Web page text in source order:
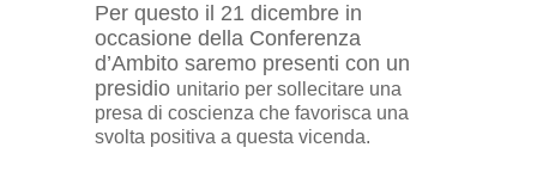
Per questo il 21 dicembre in
occasione della Conferenza
d’Ambito saremo presenti con un
presidio unitario per sollecitare una
presa di coscienza che favorisca una
svolta positiva a questa vicenda.